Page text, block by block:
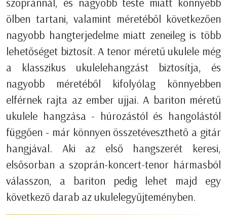
ölben tartani, valamint méretéből következően
nagyobb hangterjedelme miatt zeneileg is több
lehetőséget biztosít. A tenor méretű ukulele még
a klasszikus ukulelehangzást biztosítja, és
nagyobb méretéből kifolyólag könnyebben
elférnek rajta az ember ujjai. A bariton méretű
ukulele hangzása - húrozástól és hangolástól
függően - már könnyen összetéveszthető a gitár
hangjával. Aki az első hangszerét keresi,
elsősorban a szoprán-koncert-tenor hármasból
válasszon, a bariton pedig lehet majd egy
következő darab az ukulelegyűjteményben.